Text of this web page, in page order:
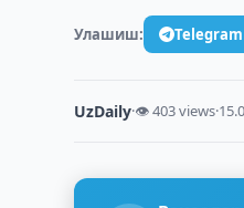
Улашиш: Telegram
UzDaily·👁 403 views·